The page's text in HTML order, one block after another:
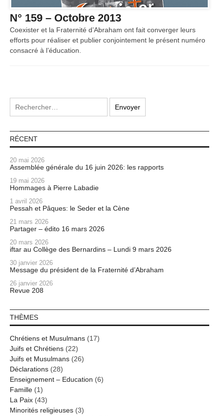
N° 159 – Octobre 2013
Coexister et la Fraternité d’Abraham ont fait converger leurs
efforts pour réaliser et publier conjointement le présent numéro
consacré à l’éducation.
RÉCENT
20 mai 2026
Assemblée générale du 16 juin 2026: les rapports
19 mai 2026
Hommages à Pierre Labadie
1 avril 2026
Pessah et Pâques: le Seder et la Cène
21 mars 2026
Partager – édito 16 mars 2026
20 mars 2026
iftar au Collège des Bernardins – Lundi 9 mars 2026
30 janvier 2026
Message du président de la Fraternité d’Abraham
26 janvier 2026
Revue 208
THÈMES
Chrétiens et Musulmans (17)
Juifs et Chrétiens (22)
Juifs et Musulmans (26)
Déclarations (28)
Enseignement – Education (6)
Famille (1)
La Paix (43)
Minorités religieuses (3)